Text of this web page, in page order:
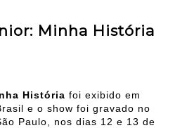
Minha História
História foi exibido em
e o show foi gravado no
Paulo, nos dias 12 e 13 de